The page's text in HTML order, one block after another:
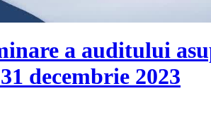
a auditului
decembrie 2023